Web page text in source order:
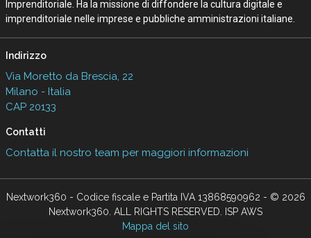
Imprenditoriale. Ha la missione di diffondere la cultura digitale e
imprenditoriale nelle imprese e pubbliche amministrazioni italiane.
Indirizzo
Via Moretto da Brescia, 22
Milano - Italia
CAP 20133
Contatti
Contatta il nostro team per maggiori informazioni
Nextwork360 - Codice fiscale e Partita IVA 13868590962 - © 2026
Nextwork360. ALL RIGHTS RESERVED. ISP AWS
Mappa del sito